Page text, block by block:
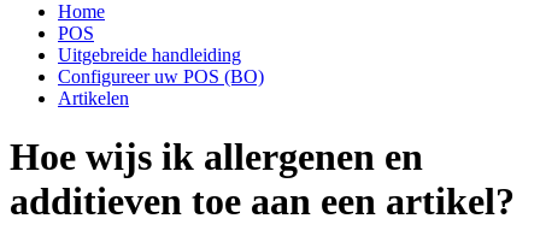
Home
POS
Uitgebreide handleiding
Configureer uw POS (BO)
Artikelen
Hoe wijs ik allergenen en
additieven toe aan een artikel?